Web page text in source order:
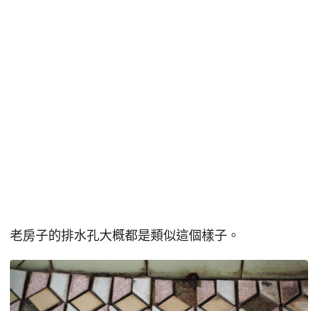
老房子的排水孔大概都是類似這個樣子。